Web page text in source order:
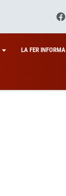
LA FER INFORMA